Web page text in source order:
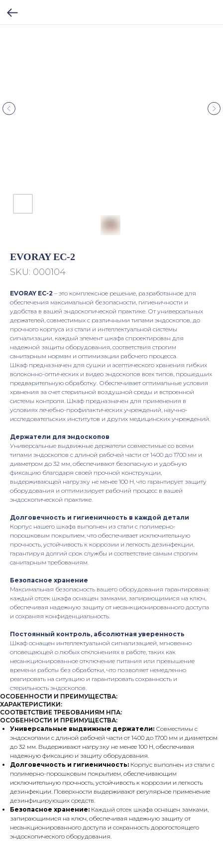
EVORAY EC-2
SKU: 000104
EVORAY EC-2 – это комплексное решение, разработанное для
обеспечения максимальной безопасности, гигиеничности и
удобства в вашей эндоскопической практике. От универсальных
держателей, совместимых с различными типами эндоскопов, до
прочного корпуса из стали и интеллектуальной системы
сигнализации, каждый элемент шкафа спроектирован для
надежной защиты оборудования, соответствия строгим
санитарным нормам и оптимизации рабочего процесса.
Шкаф предназначен для сушки и асептического хранения гибких
волоконно-оптических и видео эндоскопов всех типов, прошедших
предварительную обработку. Обеспечивает оптимальные условия
хранения за счет стерильной воздушной среды и встроенной
системы контроля. Шкаф предназначен для применения в
условиях лечебно-профилактических учреждений, научно-
исследовательских институтов и других медицинских учреждений.
Держатели для эндоскопов
Универсальные выдвижные держатели совместимые со всеми
типами эндоскопов с длиной рабочей части от 1400 до 1700 мм и
диаметром до 32 мм, обеспечивают безопасную и удобную
фиксацию благодаря своей прочной конструкции,
выдерживающей нагрузку не менее 100 Н, что гарантирует защиту
оборудования и оптимизирует рабочий процесс в вашей
эндоскопической практике.
Долговечность и гигиеничность в каждой детали
Корпус нашего шкафа выполнен из стали с полимерно-
порошковым покрытием, что обеспечивает исключительную
прочность, устойчивость к коррозии и легкость дезинфекции,
гарантируя долгий срок службы и соответствие самым строгим
санитарным требованиям.
Безопасное хранение
Максимальная безопасность вашего оборудования гарантирована:
каждый отсек шкафа оснащен замками, запирающимися на ключ,
обеспечивая надежную защиту от несанкционированного доступа
и сохраняя конфиденциальность.
Постоянный контроль, абсолютная уверенность
Шкаф оснащен интеллектуальной сигнализацией, мгновенно
оповещающей о любых отклонениях в работе, таких как
несанкционированное отключение питания или превышение
времени работы без обработки, что позволяет немедленно
реагировать на ситуацию и гарантировать сохранность и
стерильность эндоскопов.
ОСОБЕННОСТИ И ПРЕИМУЩЕСТВА:
ХАРАКТЕРИСТИКИ:
СООТВЕТСТВИЕ ТРЕБОВАНИЯМ НПА:
ОСОБЕННОСТИ И ПРЕИМУЩЕСТВА:
Универсальные выдвижные держатели: Совместимы с
эндоскопами с длиной рабочей части от 1400 до 1700 мм и диаметром
до 32 мм. Выдерживают нагрузку не менее 100 Н, обеспечивая
надежную фиксацию и защиту оборудования.
Долговечность и гигиеничность: Корпус выполнен из стали с
полимерно-порошковым покрытием, обеспечивающим
исключительную прочность, устойчивость к коррозии и легкость
дезинфекции. Поверхности выдерживают регулярное применение
дезинфицирующих средств.
Безопасное хранение: Каждый отсек шкафа оснащен замками,
запирающимися на ключ, обеспечивая надежную защиту от
несанкционированного доступа и сохранность дорогостоящего
эндоскопического оборудования.